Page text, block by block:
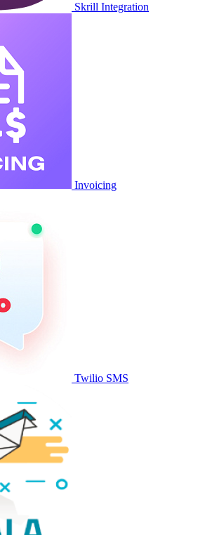
Skrill Integration
Invoicing
Twilio SMS